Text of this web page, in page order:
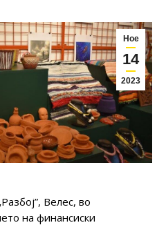
Ное
14
2023
Велес, во
на финансиски